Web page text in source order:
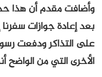
وأضافت مقدم أن هذا
بعد إعادة جوازات
على التذاكر ودفعت
الأخرى التي من